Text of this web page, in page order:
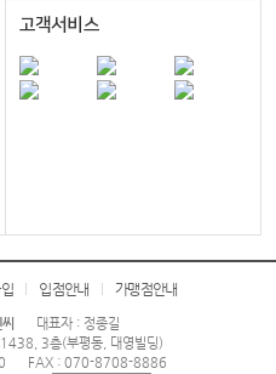
고객서비스
입점안내 가맹점안내
대표자 : 정종길
3층(부평동, 대영빌딩)
FAX : 070-8708-8886